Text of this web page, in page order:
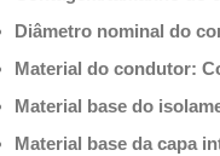
Diâmetro nominal do
Material do condutor:
Material base do
Material base da capa